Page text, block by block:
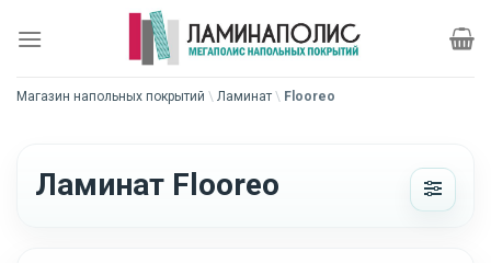
Магазин напольных покрытий \ Ламинат \ Flooreo
Ламинат Flooreo